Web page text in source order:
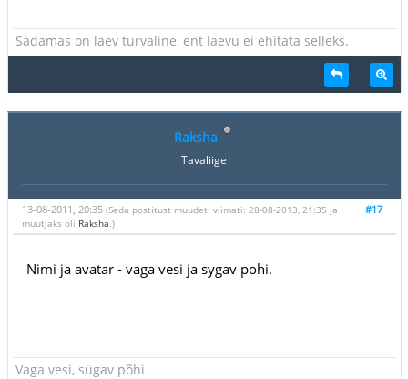
Sadamas on laev turvaline, ent laevu ei ehitata selleks.
Raksha
Tavaliige
#17
13-08-2011, 20:35 (Seda postitust muudeti viimati: 28-08-2013, 21:35 ja
muutjaks oli Raksha .)
Nimi ja avatar - vaga vesi ja sygav pohi.
Vaga vesi, sügav põhi